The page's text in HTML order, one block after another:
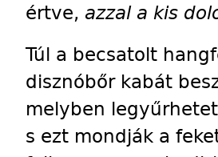
értve, azzal a kis
Túl a becsatolt
disznóbőr kabát
melyben
s ezt mondják a